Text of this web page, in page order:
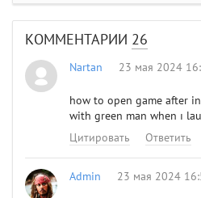
КОММЕНТАРИИ 26
Nartan 23 мая 2024
how to open game after
with green man when ı
Цитировать
Ответить
Admin 23 мая 2024